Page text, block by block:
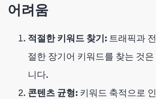
어려움
적절한 키워드 찾기: 트래픽과
절한 장기어 키워드를 찾는 것
니다.
콘텐츠 균형: 키워드 축적으로